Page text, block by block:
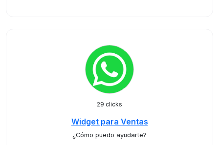
29 clicks
Widget para Ventas
¿Cómo puedo ayudarte?